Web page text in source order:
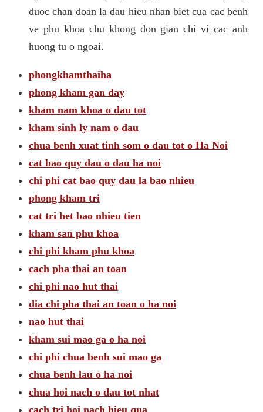
duoc chan doan la dau hieu nhan biet cua cac benh
ve phu khoa chu khong don gian chi vi cac anh
huong tu o ngoai.
phongkhamthaiha
phong kham gan day
kham nam khoa o dau tot
kham sinh ly nam o dau
chua benh xuat tinh som o dau tot o Ha Noi
cat bao quy dau o dau ha noi
chi phi cat bao quy dau la bao nhieu
phong kham tri
cat tri het bao nhieu tien
kham san phu khoa
chi phi kham phu khoa
cach pha thai an toan
chi phi nao hut thai
dia chi pha thai an toan o ha noi
nao hut thai
kham sui mao ga o ha noi
chi phi chua benh sui mao ga
chua benh lau o ha noi
chua hoi nach o dau tot nhat
cach tri hoi nach hieu qua